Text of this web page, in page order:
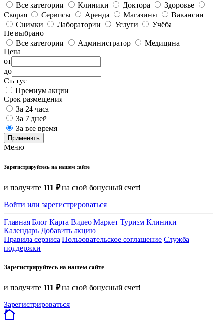
Все категории
Клиники Доктора
Здоровье
Скорая
Сервисы Аренда Магазины
Вакансии
Снимки
Лаборатории Услуги
Учёба
Не выбрано
Все категории
Администратор
Медицина
Цена
от
до
Статус
Премиум акции
Срок размещения
За 24 часа
За 7 дней
За все время
Применить
Меню
Зарегистрируйтесь на нашем сайте
и получите 111 ₽на свой бонусный счет!
Войти или зарегистрироваться
Главная Блог Карта Видео Маркет Туризм Клиники
Календарь Добавить акцию
Правила сервиса Пользовательское соглашение Служба
поддержки
Зарегистрируйтесь на нашем сайте
и получите 111 ₽на свой бонусный счет!
Зарегистрироваться